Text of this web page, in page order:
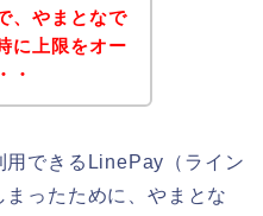
、やまとなで
に上限をオー
・
用できるLinePay（ライン
ったために、やまとな